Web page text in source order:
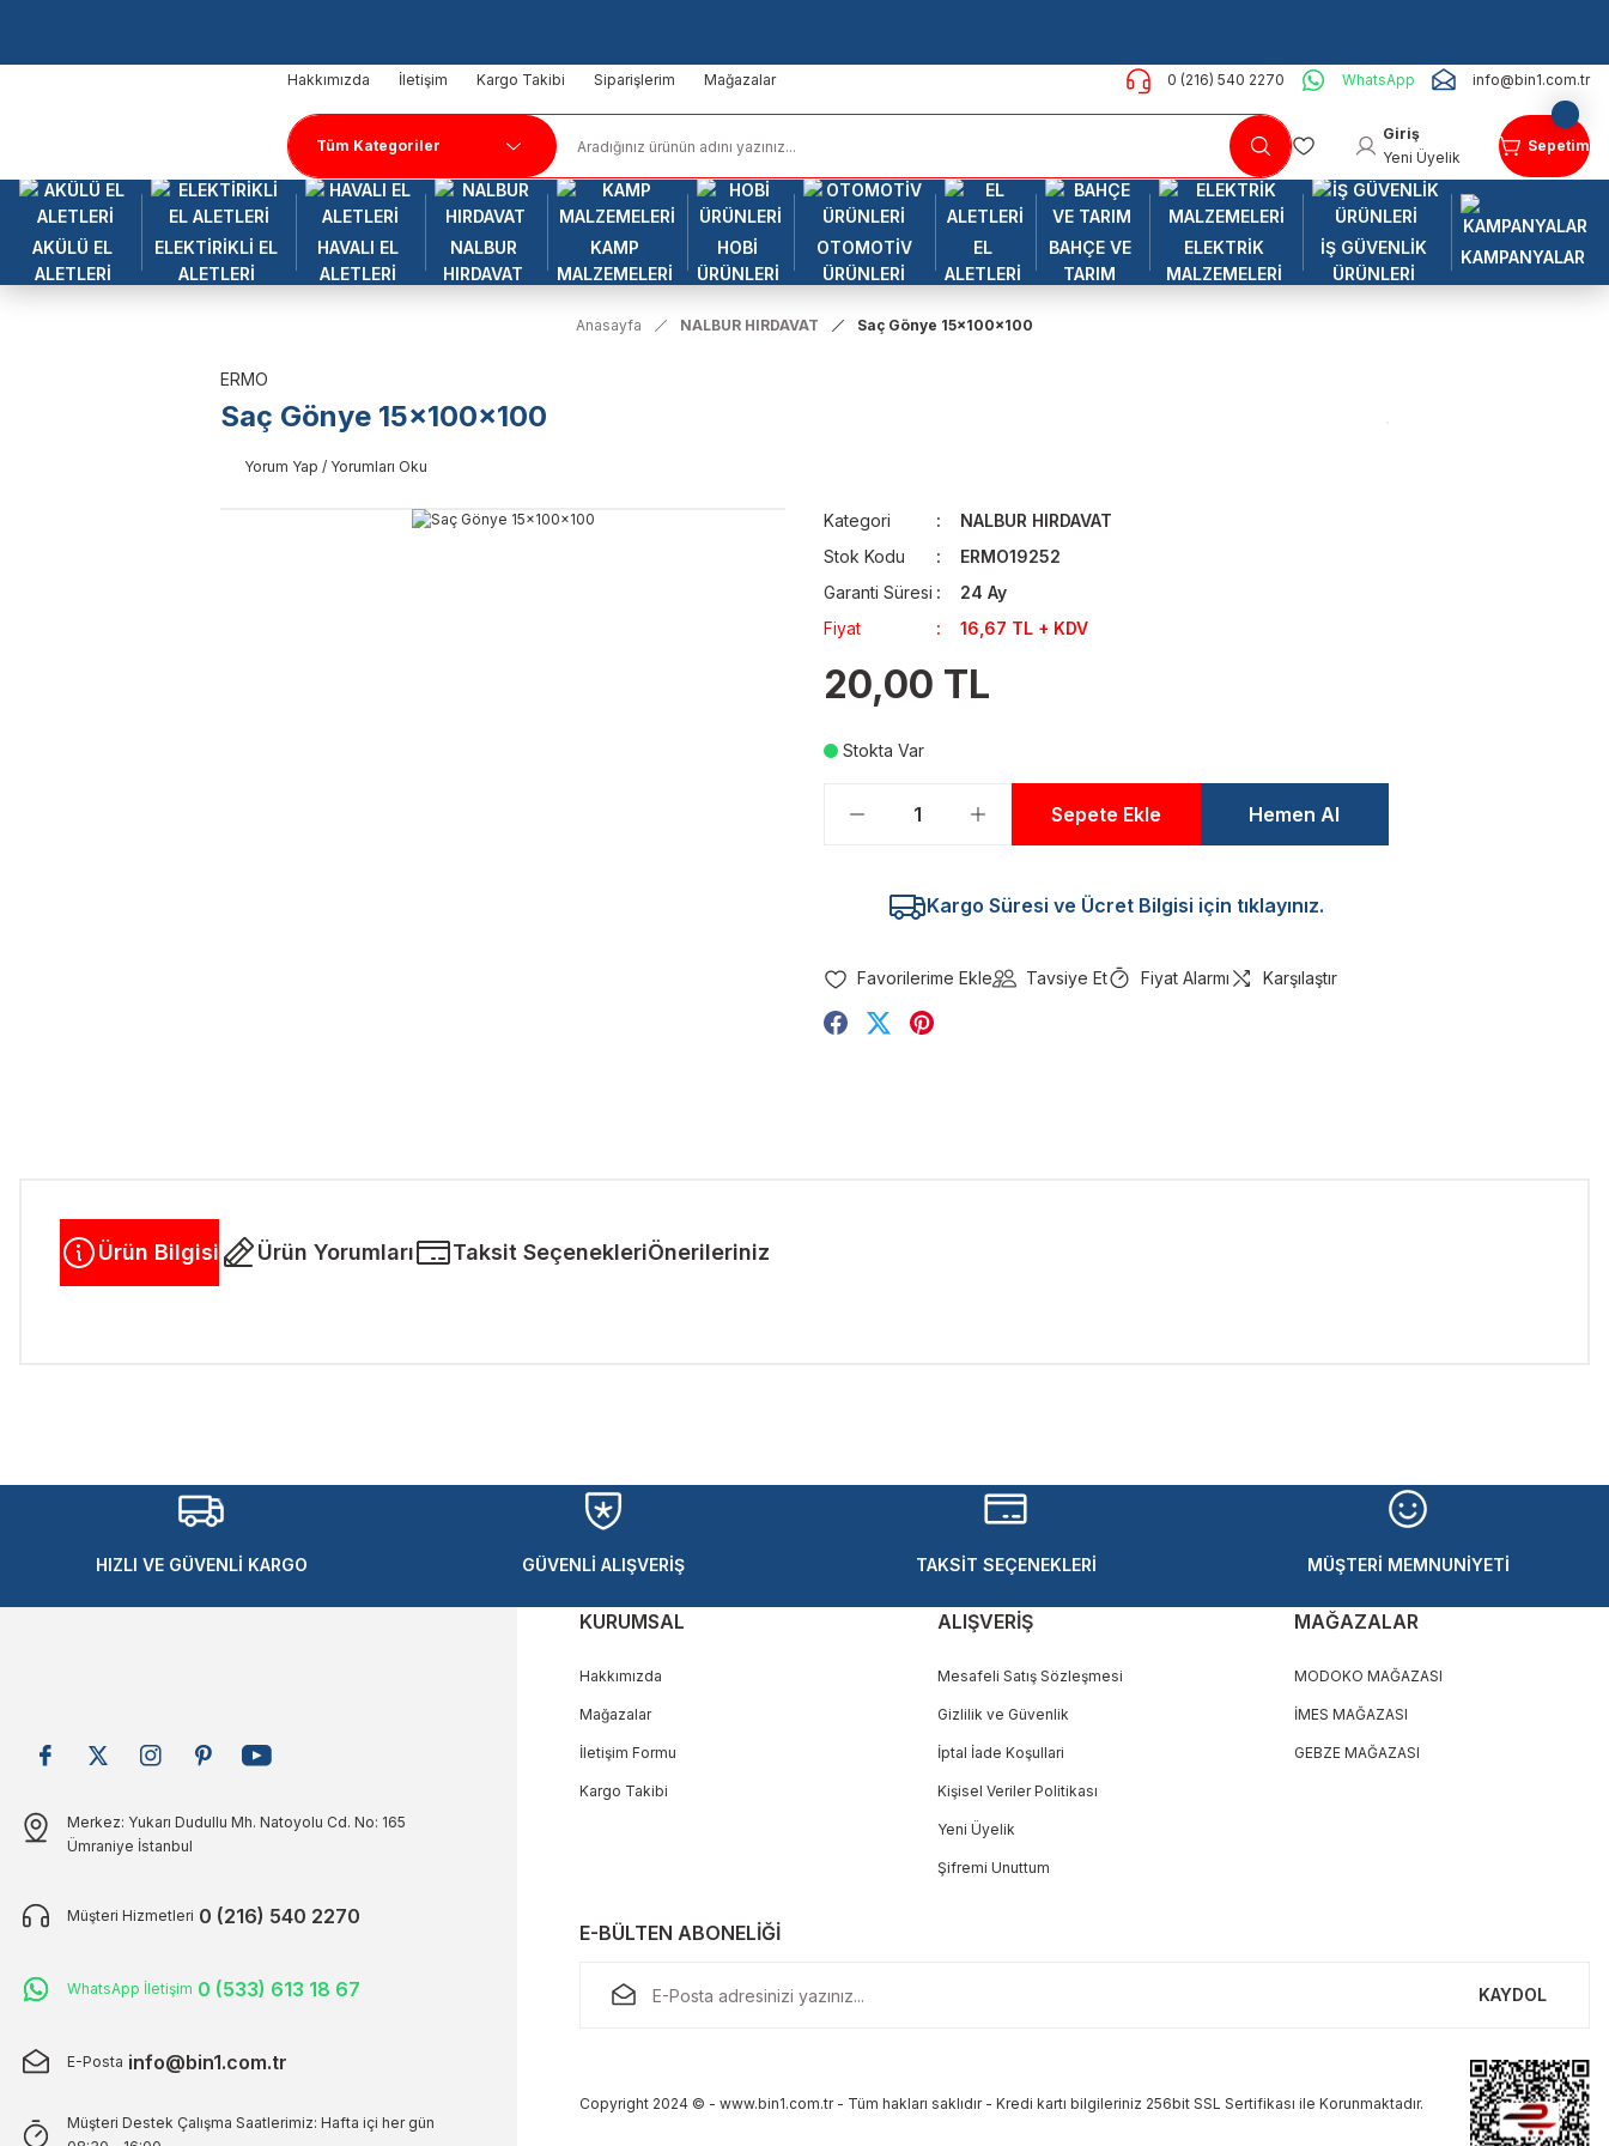
Hakkımızda İletişim Kargo Takibi Siparişlerim Mağazalar 0 (216) 540 2270 WhatsApp info@bin1.com.tr
Giriş
Yeni Üyelik
Sepetim
AKÜLÜ EL
ALETLERİ
ELEKTİRİKLİ EL
ALETLERİ
HAVALI EL
ALETLERİ
NALBUR
HIRDAVAT
KAMP
MALZEMELERİ
HOBİ
ÜRÜNLERİ
OTOMOTİV
ÜRÜNLERİ
EL
ALETLERİ
BAHÇE VE
TARIM
ELEKTRİK
MALZEMELERİ
İŞ GÜVENLİK
ÜRÜNLERİ
KAMPANYALAR
Anasayfa NALBUR HIRDAVAT Saç Gönye 15x100x100
ERMO
Saç Gönye 15x100x100
Yorum Yap / Yorumları Oku
Kategori
NALBUR HIRDAVAT
Stok Kodu
ERMO19252
Garanti Süresi
24 Ay
Fiyat
16,67 TL + KDV
20,00 TL
Stokta Var
Sepete Ekle Hemen Al
Kargo Süresi ve Ücret Bilgisi için tıklayınız.
Tavsiye Et Fiyat Alarmı Karşılaştır
Ürün Bilgisi Ürün Yorumları Taksit SeçenekleriÖnerileriniz
Yorum Yaz
Ürün açıklamasında eksik bilgiler bulunuyor.
Ürün bilgilerinde hatalar bulunuyor.
Ürün fiyatı diğer sitelerden daha pahalı.
HIZLI VE GÜVENLİ KARGO GÜVENLİ ALIŞVERİŞ TAKSİT SEÇENEKLERİ MÜŞTERİ MEMNUNİYETİ
Merkez: Yukarı Dudullu Mh. Natoyolu Cd. No: 165
Ümraniye İstanbul
Müşteri Hizmetleri 0 (216) 540 2270
WhatsApp İletişim 0 (533) 613 18 67
E-Posta info@bin1.com.tr
Müşteri Destek Çalışma Saatlerimiz: Hafta içi her gün
KURUMSAL
Hakkımızda
Mağazalar
İletişim Formu
Kargo Takibi
ALIŞVERİŞ
Mesafeli Satış Sözleşmesi
Gizlilik ve Güvenlik
İptal İade Koşullari
Kişisel Veriler Politikası
Yeni Üyelik
Şifremi Unuttum
MAĞAZALAR
MODOKO MAĞAZASI
İMES MAĞAZASI
GEBZE MAĞAZASI
E-BÜLTEN ABONELİĞİ
KAYDOL
Copyright 2024 © - www.bin1.com.tr - Tüm hakları saklıdır - Kredi kartı bilgileriniz 256bit SSL Sertifikası ile Korunmaktadır.